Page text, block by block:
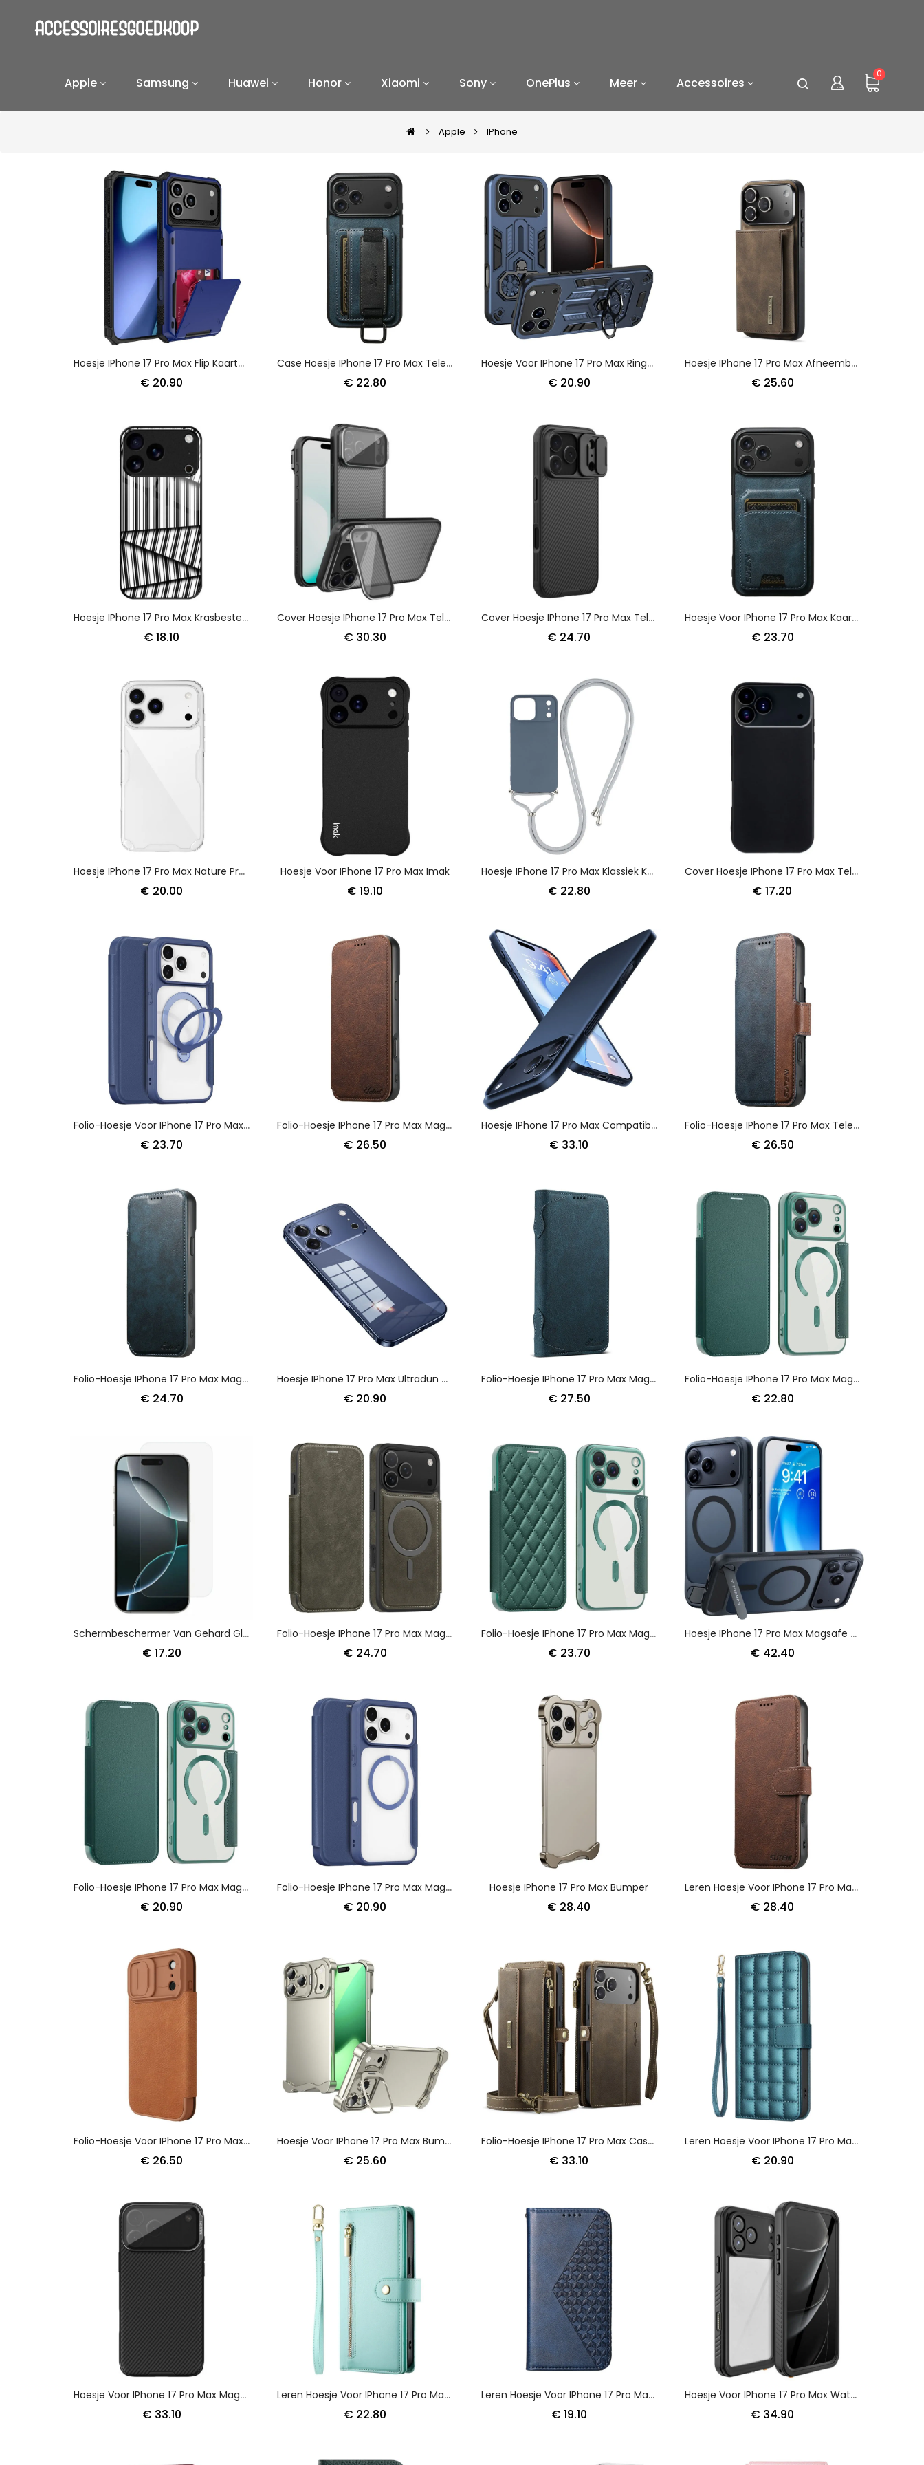
Apple Samsung Huawei Honor Xiaomi Sony OnePlus Meer Accessoires
0
Apple IPhone
Hoesje IPhone 17 Pro Max Flip Kaarthouder
€ 20.90
Case Hoesje IPhone 17 Pro Max Telefoonhoesje Suteni Kaarthouder En Band
€ 22.80
Hoesje Voor IPhone 17 Pro Max Ringhouder En Standaard
€ 20.90
Hoesje IPhone 17 Pro Max Afneembare Portemonnee Dg.ming
€ 25.60
Hoesje IPhone 17 Pro Max Krasbestendig Gehard Glas Bescherming Hoesje
€ 18.10
Cover Hoesje IPhone 17 Pro Max Telefoonhoesje Camshield Prop Series Houder Nillkin
€ 30.30
Cover Hoesje IPhone 17 Pro Max Telefoonhoesje Camshield Pro Camerabeschermer Nillkin
€ 24.70
Hoesje Voor IPhone 17 Pro Max Kaarthouder Met Gewaxte Textuur Suteni
€ 23.70
Hoesje IPhone 17 Pro Max Nature Pro Series Nillkin
€ 20.00
Hoesje Voor IPhone 17 Pro Max Imak
€ 19.10
Hoesje IPhone 17 Pro Max Klassiek Koord
€ 22.80
Cover Hoesje IPhone 17 Pro Max Telefoonhoesje Mat Siliconen
€ 17.20
Folio-Hoesje Voor IPhone 17 Pro Max Magsafe Met Skin X Pro Series Dux Ducis Houder
€ 23.70
Folio-Hoesje IPhone 17 Pro Max Magsafe-Compatibel Suteni
€ 26.50
Hoesje IPhone 17 Pro Max Compatibel Met Magsafe Premium Bescherming Hoesje
€ 33.10
Folio-Hoesje IPhone 17 Pro Max Telefoonhoesje Tweekleurige Afneembare Magsafe-Hoes Suteni
€ 26.50
Folio-Hoesje IPhone 17 Pro Max Magsafe-Compatibel
€ 24.70
Hoesje IPhone 17 Pro Max Ultradun Transparant
€ 20.90
Folio-Hoesje IPhone 17 Pro Max Magsafe Premium Vintage-Compatibel Bescherming Hoesje
€ 27.50
Folio-Hoesje IPhone 17 Pro Max Magsafe-Compatibel Met Rfid-Kaarthouder
€ 22.80
Schermbeschermer Van Gehard Glas Voor IPhone 17 Pro Max
€ 17.20
Folio-Hoesje IPhone 17 Pro Max Magsafe-Compatibel Met Rfid-Kaarthouder
€ 24.70
Folio-Hoesje IPhone 17 Pro Max Magsafe-Compatibel Gewatteerd Bescherming Hoesje
€ 23.70
Hoesje IPhone 17 Pro Max Magsafe Premium-Design Met Geïntegreerde Standaard
€ 42.40
Folio-Hoesje IPhone 17 Pro Max Magsafe-Compatibel Met Rfid-Blokkering Bescherming Hoesje
€ 20.90
Folio-Hoesje IPhone 17 Pro Max Magsafe-Compatibel Skin X Pro Series Dux Ducis
€ 20.90
Hoesje IPhone 17 Pro Max Bumper
€ 28.40
Leren Hoesje Voor IPhone 17 Pro Max Magsafe 2-In-1 Suteni
€ 28.40
Folio-Hoesje Voor IPhone 17 Pro Max Qin Pro Series Nillkin
€ 26.50
Hoesje Voor IPhone 17 Pro Max Bumpersteun En Warmteafvoer
€ 25.60
Folio-Hoesje IPhone 17 Pro Max Caseme Portemonnee
€ 33.10
Leren Hoesje Voor IPhone 17 Pro Max Gewatteerd Binfen Color
€ 20.90
Hoesje Voor IPhone 17 Pro Max Magsafe Camshield Prop Series Nillkin
€ 33.10
Leren Hoesje Voor IPhone 17 Pro Max Portemonnee Met Ritsvak
€ 22.80
Leren Hoesje Voor IPhone 17 Pro Max Diamantdesign
€ 19.10
Hoesje Voor IPhone 17 Pro Max Waterdicht En Schokbestendig Redpepper
€ 34.90